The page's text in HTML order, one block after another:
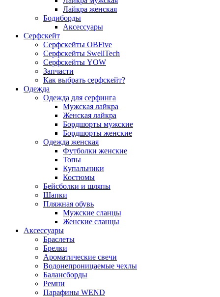
Лайкра женская
Бодиборды
Аксессуары
Серфскейт
Серфскейты OBFive
Серфскейты SwellTech
Серфскейты YOW
Запчасти
Как выбрать серфскейт?
Одежда
Одежда для серфинга
Мужская лайкра
Женская лайкра
Бордшорты мужские
Бордшорты женские
Одежда женская
Футболки женские
Топы
Купальники
Костюмы
Бейсболки и шляпы
Шапки
Пляжная обувь
Мужские сланцы
Женские сланцы
Аксессуары
Браслеты
Брелки
Ароматические свечи
Водонепроницаемые чехлы
Балансборды
Ремни
Парафины WEND